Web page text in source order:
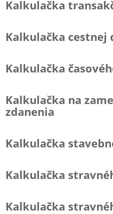
Kalkulačka
Kalkulačka cestnej
Kalkulačka
Kalkulačka na
zdanenia
Kalkulačka
Kalkulačka
Kalkulačka